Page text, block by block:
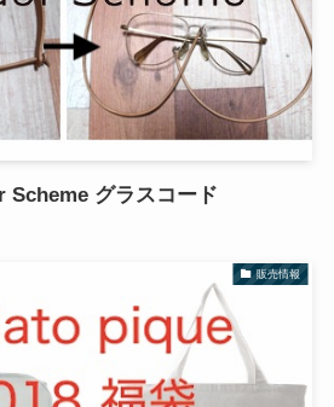
Scheme グラスコード
販売情報